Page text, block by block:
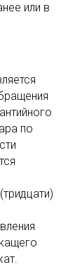
или в
по